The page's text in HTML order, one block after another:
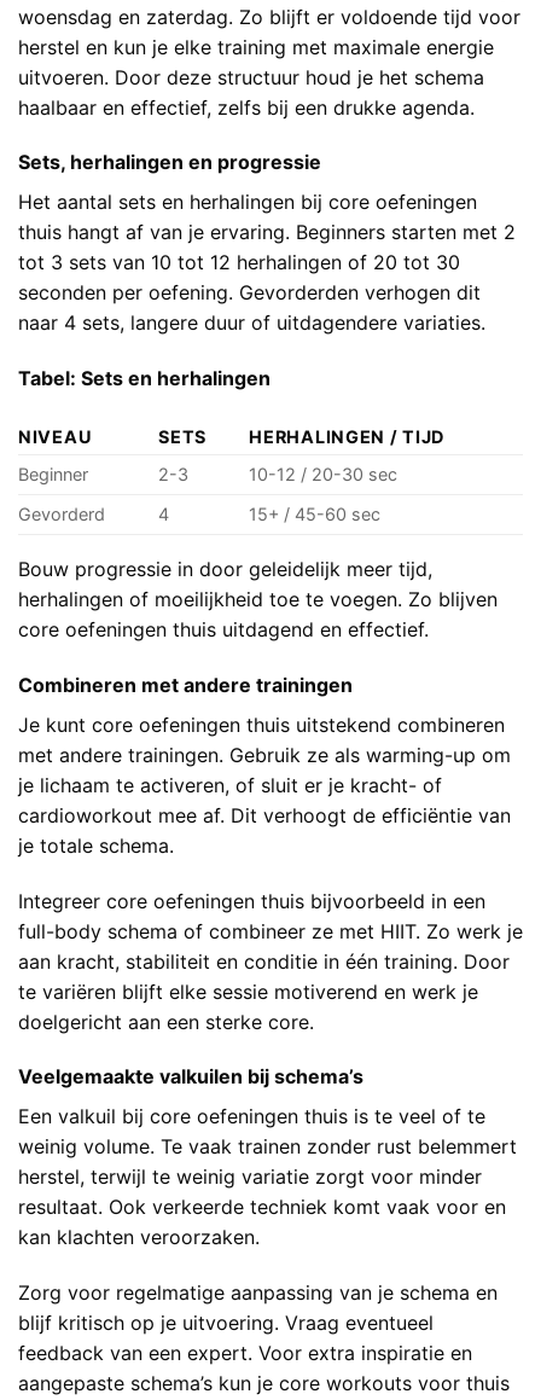
woensdag en zaterdag. Zo blijft er voldoende tijd voor
herstel en kun je elke training met maximale energie
uitvoeren. Door deze structuur houd je het schema
haalbaar en effectief, zelfs bij een drukke agenda.
Sets, herhalingen en progressie
Het aantal sets en herhalingen bij core oefeningen
thuis hangt af van je ervaring. Beginners starten met 2
tot 3 sets van 10 tot 12 herhalingen of 20 tot 30
seconden per oefening. Gevorderden verhogen dit
naar 4 sets, langere duur of uitdagendere variaties.
Tabel: Sets en herhalingen
NIVEAU SETS
HERHALINGEN / TIJD
Beginner
2-3
10-12 / 20-30 sec
Gevorderd
4 15+ / 45-60 sec
Bouw progressie in door geleidelijk meer tijd,
herhalingen of moeilijkheid toe te voegen. Zo blijven
core oefeningen thuis uitdagend en effectief.
Combineren met andere trainingen
Je kunt core oefeningen thuis uitstekend combineren
met andere trainingen. Gebruik ze als warming-up om
je lichaam te activeren, of sluit er je kracht- of
cardioworkout mee af. Dit verhoogt de efficiëntie van
je totale schema.
Integreer core oefeningen thuis bijvoorbeeld in een
full-body schema of combineer ze met HIIT. Zo werk je
aan kracht, stabiliteit en conditie in één training. Door
te variëren blijft elke sessie motiverend en werk je
doelgericht aan een sterke core.
Veelgemaakte valkuilen bij schema’s
Een valkuil bij core oefeningen thuis is te veel of te
weinig volume. Te vaak trainen zonder rust belemmert
herstel, terwijl te weinig variatie zorgt voor minder
resultaat. Ook verkeerde techniek komt vaak voor en
kan klachten veroorzaken.
Zorg voor regelmatige aanpassing van je schema en
blijf kritisch op je uitvoering. Vraag eventueel
feedback van een expert. Voor extra inspiratie en
aangepaste schema’s kun je core workouts voor thuis